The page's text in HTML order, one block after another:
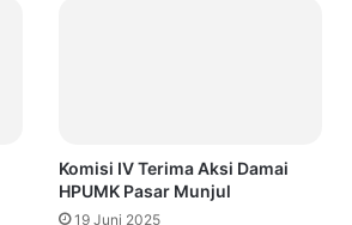
Komisi IV Terima Aksi Damai
HPUMK Pasar Munjul
19 Juni 2025